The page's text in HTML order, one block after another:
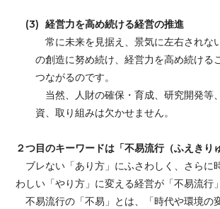
(3) 経営力を高め続ける経営の推進
常に未来を見据え、景気に左右されな
の創造に努め続け、経営力を高め続ける
つながるのです。
当然、人財の確保・育成、研究開発等
資、取り組みは欠かせません。
２つ目のキーワードは「不易流行（ふえきり
ブレない「あり方」にふさわしく、さらに
わしい「やり方」に変える経営が「不易流行
不易流行の「不易」とは、「時代や環境の